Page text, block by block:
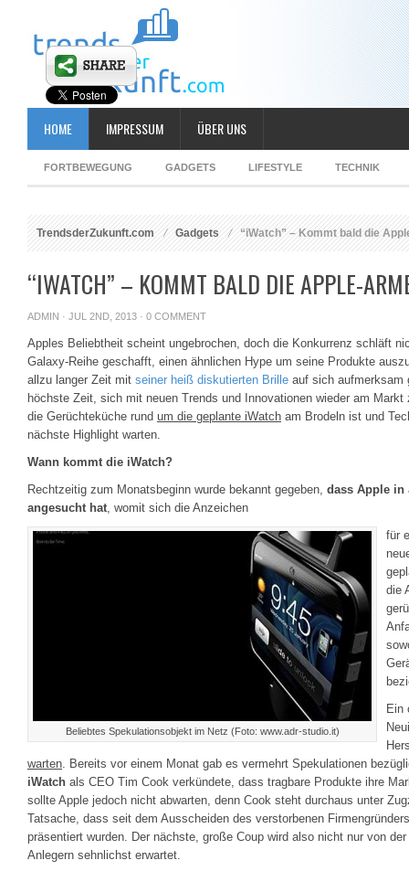
HOME IMPRESSUM ÜBER UNS
FORTBEWEGUNG GADGETS LIFESTYLE TECHNIK
TrendsderZukunft.com Gadgets “iWatch” – Kommt bald die
“IWATCH” – KOMMT BALD DIE APPLE-
ADMIN · JUL 2ND, 2013 · 0 COMMENT
Apples Beliebtheit scheint ungebrochen, doch die Konkurrenz schläft
Galaxy-Reihe geschafft, einen ähnlichen Hype um seine Produkte
allzu langer Zeit mit seiner heiß diskutierten Brille auf sich aufmerksam
höchste Zeit, sich mit neuen Trends und Innovationen wieder am
die Gerüchteküche rund um die geplante iWatch am Brodeln ist und
nächste Highlight warten.
Wann kommt die iWatch?
Rechtzeitig zum Monatsbeginn wurde bekannt gegeben, dass Apple in
angesucht hat, womit sich die Anzeichen
Beliebtes Spekulationsobjekt im Netz (Foto: www.adr-studio.it)
für
die
Ein
warten. Bereits vor einem Monat gab es vermehrt Spekulationen
iWatch als CEO Tim Cook verkündete, dass tragbare Produkte ihre
sollte Apple jedoch nicht abwarten, denn Cook steht durchaus unter
Tatsache, dass seit dem Ausscheiden des verstorbenen
präsentiert wurden. Der nächste, große Coup wird also nicht nur von
Anlegern sehnlichst erwartet.